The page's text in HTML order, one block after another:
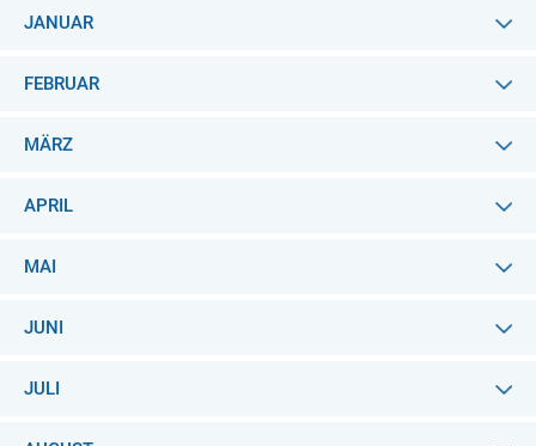
JANUAR
FEBRUAR
MÄRZ
APRIL
MAI
JUNI
JULI